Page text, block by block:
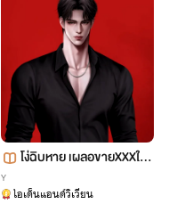
โง่ฉิบหาย เผลอขายXXXให้อ
Y
ไอเด็นแอนด์วิเวียน